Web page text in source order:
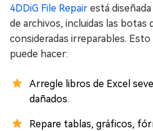
4DDiG File Repair está
de archivos, incluidas las botas
consideradas irreparables.
puede hacer:
Arregle libros de Excel
dañados.
Repare tablas, gráficos,